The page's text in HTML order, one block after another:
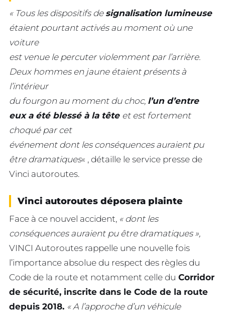
« Tous les dispositifs de signalisation lumineuse
étaient pourtant activés au moment où une
voiture
est venue le percuter violemment par l’arrière.
Deux hommes en jaune étaient présents à
l’intérieur
du fourgon au moment du choc, l’un d’entre
eux a été blessé à la tête et est fortement
choqué par cet
événement dont les conséquences auraient pu
être dramatiques« , détaille le service presse de
Vinci autoroutes.
Vinci autoroutes déposera plainte
Face à ce nouvel accident, « dont les
conséquences auraient pu être dramatiques »,
VINCI Autoroutes rappelle une nouvelle fois
l’importance absolue du respect des règles du
Code de la route et notamment celle du Corridor
de sécurité, inscrite dans le Code de la route
depuis 2018. « A l’approche d’un véhicule